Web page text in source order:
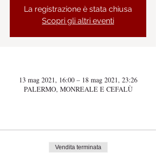
La registrazione è stata chiusa
Scopri gli altri eventi
13 mag 2021, 16:00 – 18 mag 2021, 23:26
PALERMO, MONREALE E CEFALÙ
Vendita terminata